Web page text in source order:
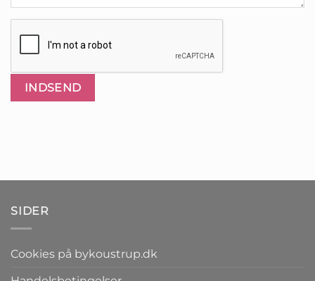
SIDER
Cookies på bykoustrup.dk